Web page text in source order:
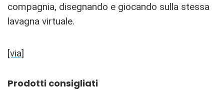
compagnia, disegnando e giocando sulla stessa
lavagna virtuale.
[via]
Prodotti consigliati